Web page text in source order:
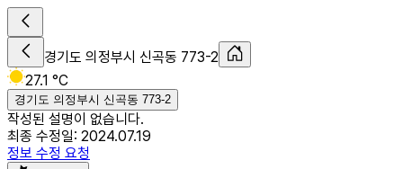
경기도 의정부시 신곡동 773-2
27.1 °C
경기도 의정부시 신곡동 773-2
작성된 설명이 없습니다.
최종 수정일: 2024.07.19
정보 수정 요청